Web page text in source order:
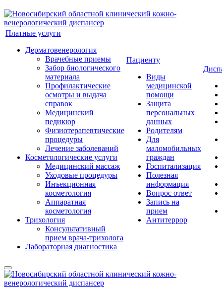
Платные услуги
Дерматовенерология
Врачебные приемы
Забор биологического
материала
Профилактические
осмотры и выдача
справок
Медицинский
педикюр
Физиотерапевтические
процедуры
Лечение заболеваний
Косметологические услуги
Медицинский массаж
Уходовые процедуры
Инъекционная
косметология
Аппаратная
косметология
Трихология
Консультативный
прием врача-трихолога
Лабораторная диагностика
Пациенту
Виды
медицинской
помощи
Защита
персональных
данных
Родителям
Для
маломобильных
граждан
Госпитализация
Полезная
информация
Вопрос ответ
Запись на
прием
Антитеррор